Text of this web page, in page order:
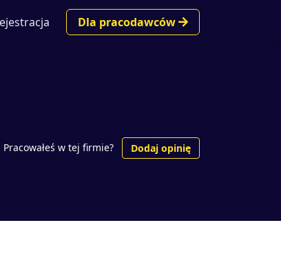
Dla pracodawców
Pracowałeś w tej firmie? Dodaj opinię